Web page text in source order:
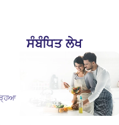
ਸੰਬੰਧਿਤ ਲੇਖ